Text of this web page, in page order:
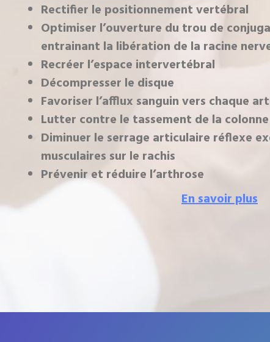
Rectifier le positionnement vertébral
Optimiser l’ouverture du trou de
entrainant la libération de la racine
Recréer l’espace intervertébral
Décompresser le disque
Favoriser l’afflux sanguin vers chaque
Lutter contre le tassement de la colonne
Diminuer le serrage articulaire réflexe
musculaires sur le rachis
Prévenir et réduire l’arthrose
En savoir plus